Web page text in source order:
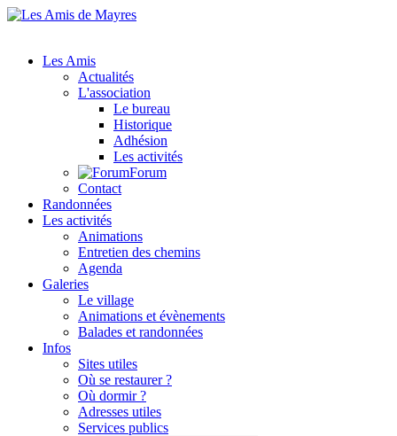
Les Amis
Actualités
L'association
Le bureau
Historique
Adhésion
Les activités
Forum
Contact
Randonnées
Les activités
Animations
Entretien des chemins
Agenda
Galeries
Le village
Animations et évènements
Balades et randonnées
Infos
Sites utiles
Où se restaurer ?
Où dormir ?
Adresses utiles
Services publics